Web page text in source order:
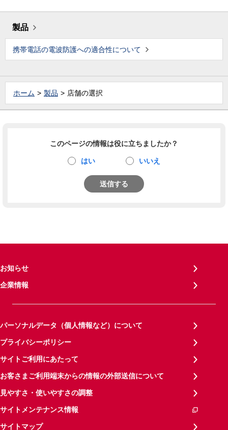
製品
携帯電話の電波防護への適合性について
ホーム 製品 店舗の選択
このページの情報は役に立ちましたか？
はい いいえ
送信する
お知らせ
企業情報
パーソナルデータ（個人情報など）について
プライバシーポリシー
サイトご利用にあたって
お客さまご利用端末からの情報の外部送信について
見やすさ・使いやすさの調整
サイトメンテナンス情報
サイトマップ